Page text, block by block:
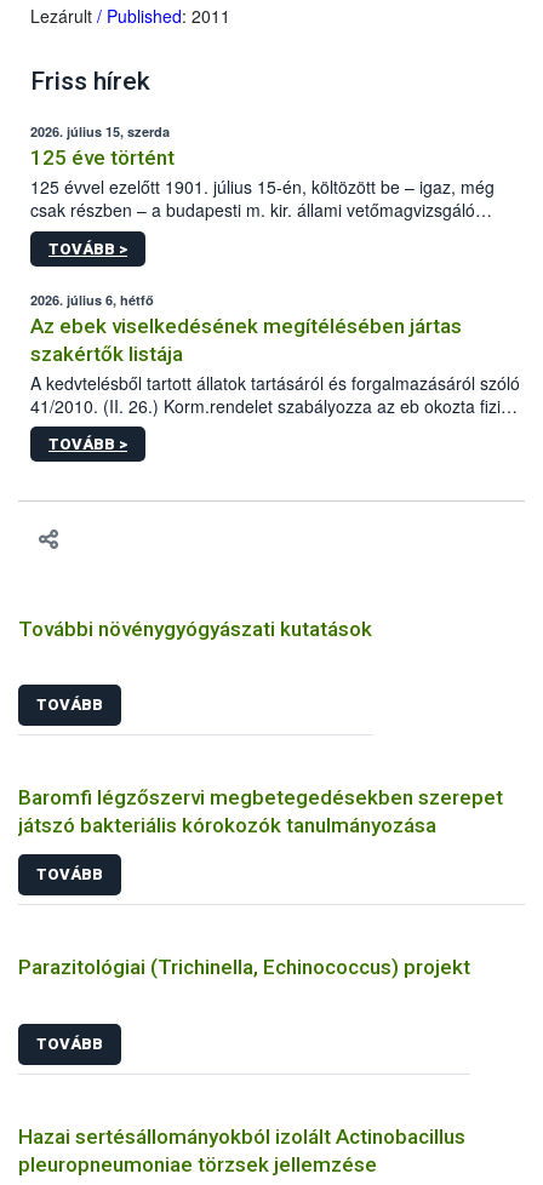
Lezárult / Published: 2011
Friss hírek
2026. július 15, szerda
125 éve történt
125 évvel ezelőtt 1901. július 15-én, költözött be – igaz, még
csak részben – a budapesti m. kir. állami vetőmagvizsgáló
állomás a Kis Rókus utca 15. szám alatti, Czigler Győző által
tervezett új épületébe.
TOVÁBB >
2026. július 6, hétfő
Az ebek viselkedésének megítélésében jártas
szakértők listája
A kedvtelésből tartott állatok tartásáról és forgalmazásáról szóló
41/2010. (II. 26.) Korm.rendelet szabályozza az eb okozta fizikai
sérülés, illetve ennek veszélye keletkezésekor felmerülő
hatósági feladatokat, valamint a veszélyes eb tartását és annak
vonni az ebek viselkedésének megítélésében jártas szakértőt.
TOVÁBB >
További növénygyógyászati kutatások
TOVÁBB
Baromfi légzőszervi megbetegedésekben szerepet
játszó bakteriális kórokozók tanulmányozása
TOVÁBB
Parazitológiai (Trichinella, Echinococcus) projekt
TOVÁBB
Hazai sertésállományokból izolált Actinobacillus
pleuropneumoniae törzsek jellemzése